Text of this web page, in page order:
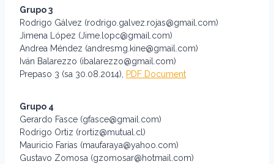
Grupo 3
Rodrigo Gálvez (rodrigo.galvez.rojas@gmail.com)
Jimena López (Jime.lopc@gmail.com)
Andrea Méndez (andresmg.kine@gmail.com)
Iván Balarezzo (ibalarezzo@gmail.com)
Prepaso 3 (sa 30.08.2014), PDF Document
Grupo 4
Gerardo Fasce (gfasce@gmail.com)
Rodrigo Ortiz (rortiz@mutual.cl)
Mauricio Farias (maufaraya@yahoo.com)
Gustavo Zomosa (gzomosar@hotmail.com)